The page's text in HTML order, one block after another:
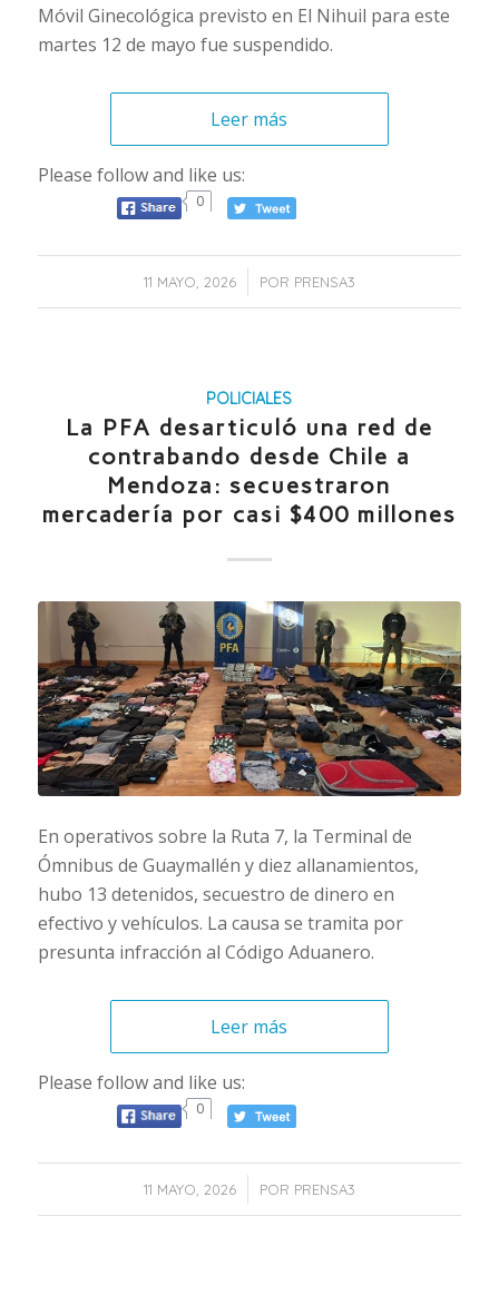
Móvil Ginecológica previsto en El Nihuil para este
martes 12 de mayo fue suspendido.
Leer más
Please follow and like us:
0
11 MAYO, 2026
/ POR PRENSA3
POLICIALES
La PFA desarticuló una red de
contrabando desde Chile a
Mendoza: secuestraron
mercadería por casi $400 millones
En operativos sobre la Ruta 7, la Terminal de
Ómnibus de Guaymallén y diez allanamientos,
hubo 13 detenidos, secuestro de dinero en
efectivo y vehículos. La causa se tramita por
presunta infracción al Código Aduanero.
Leer más
Please follow and like us:
0
11 MAYO, 2026
/ POR PRENSA3